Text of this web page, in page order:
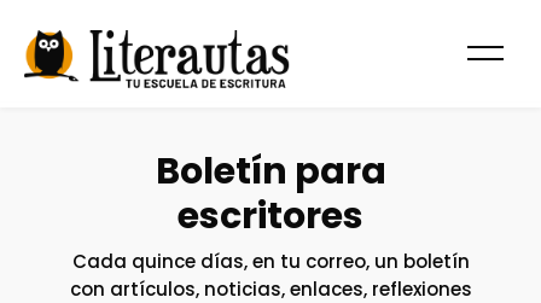
Boletín para
escritores
Cada quince días, en tu correo, un boletín
con artículos, noticias, enlaces, reflexiones